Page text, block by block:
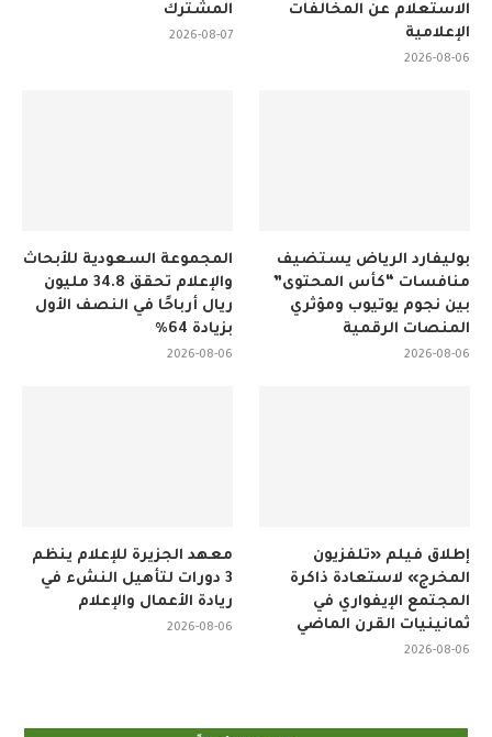
المشترك
2026-08-07
الاستعلام عن المخالفات
الإعلامية
2026-08-06
المجموعة السعودية للأبحاث
والإعلام تحقق 34.8 مليون
ريال أرباحًا في النصف الأول
بزيادة 64%
2026-08-06
بوليفارد الرياض يستضيف
منافسات “كأس المحتوى”
بين نجوم يوتيوب ومؤثري
المنصات الرقمية
2026-08-06
معهد الجزيرة للإعلام ينظم
3 دورات لتأهيل النشء في
ريادة الأعمال والإعلام
2026-08-06
إطلاق فيلم «تلفزيون
المخرج» لاستعادة ذاكرة
المجتمع الإيفواري في
ثمانينيات القرن الماضي
2026-08-06